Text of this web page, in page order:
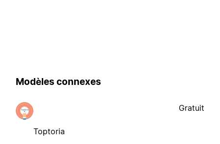
Modèles connexes
Toptoria
Gratuit